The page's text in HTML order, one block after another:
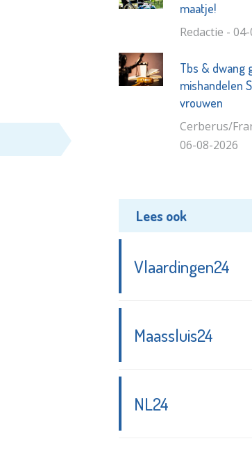
maatje!
Redactie -
Tbs & dwang
mishandelen
vrouwen
Cerberus/
06-08-2026
Lees ook
Vlaardingen24
Maassluis24
NL24